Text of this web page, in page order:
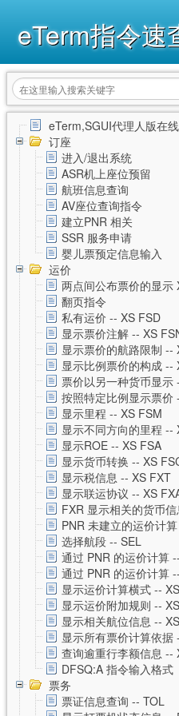
eTerm指令速
eTerm,SGUI代理人版在
订座
进入/退出系统
ASR机上座位预留
航班信息查询
AV座位查询指令
建立PNR 相关
SSR 服务申请
婴儿票预定信息输入
运价
两点间公布票价的显示
翻页指令
私有运价 -- XS FSD
显示票价注解 -- XS
显示票价的航路限制 --
显示比例票价的构成 --
票价以另一种货币显示
按照特定比例显示票价
显示里程 -- XS FSM
显示不同方向的里程 --
显示ROE -- XS FSA
显示货币转换 -- XS
显示税信息 -- XS FXT
显示联运协议 -- XS
FXR 显示相关的货币信
PNR 未建立的运价计
选择航段 -- SEL
通过 PNR 的运价计算
通过 PNR 的运价计算
显示运价计算横式 --
显示运价附加规则 --
显示相关航位信息 --
显示所有票价计算依据
查询逾重行李额信息 --
DFSQ:A 指令输入格式
票务
票证信息查询 -- TOL